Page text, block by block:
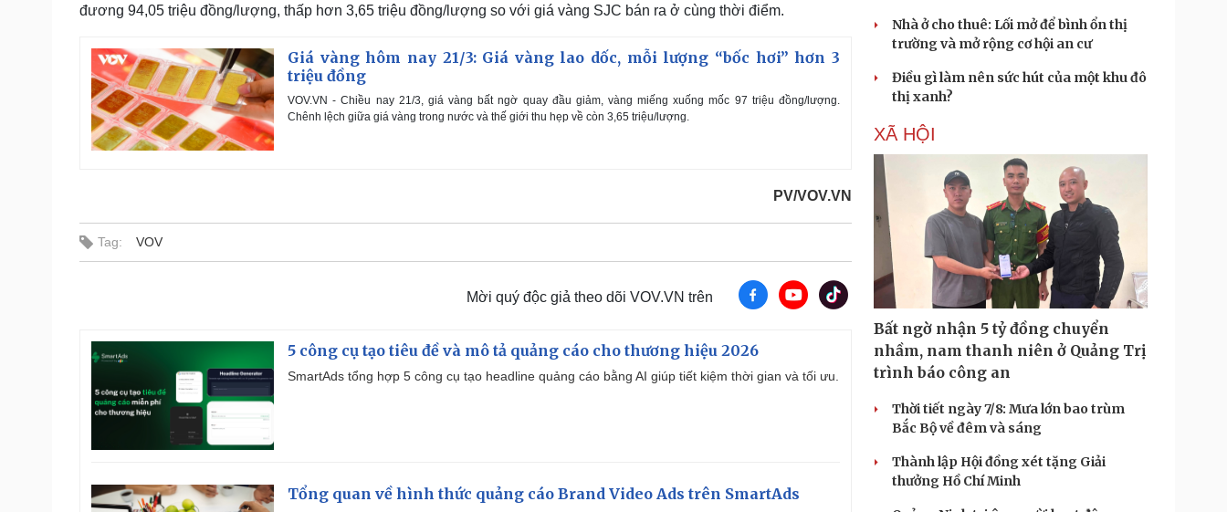
đương 94,05 triệu đồng/lượng, thấp hơn 3,65 triệu đồng/lượng so với giá vàng SJC bán ra ở cùng thời điểm.
Giá vàng hôm nay 21/3: Giá vàng lao dốc, mỗi lượng “bốc hơi” hơn 3
triệu đồng
VOV.VN - Chiều nay 21/3, giá vàng bất ngờ quay đầu giảm, vàng miếng xuống mốc 97 triệu đồng/lượng.
Chênh lệch giữa giá vàng trong nước và thế giới thu hẹp về còn 3,65 triệu/lượng.
PV/VOV.VN
Tag: VOV
Mời quý độc giả theo dõi VOV.VN trên
5 công cụ tạo tiêu đề và mô tả quảng cáo cho thương hiệu 2026
SmartAds tổng hợp 5 công cụ tạo headline quảng cáo bằng AI giúp tiết kiệm thời gian và tối ưu.
Tổng quan về hình thức quảng cáo Brand Video Ads trên SmartAds
Nhà ở cho thuê: Lối mở để bình ổn thị
trường và mở rộng cơ hội an cư
Điều gì làm nên sức hút của một khu đô
thị xanh?
XÃ HỘI
Bất ngờ nhận 5 tỷ đồng chuyển
nhầm, nam thanh niên ở Quảng Trị
trình báo công an
Thời tiết ngày 7/8: Mưa lớn bao trùm
Bắc Bộ về đêm và sáng
Thành lập Hội đồng xét tặng Giải
thưởng Hồ Chí Minh